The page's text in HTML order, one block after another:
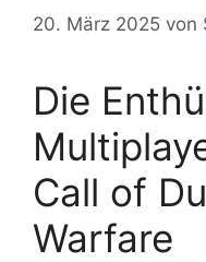
20. März 2025 von
Die
Call of
Warfare